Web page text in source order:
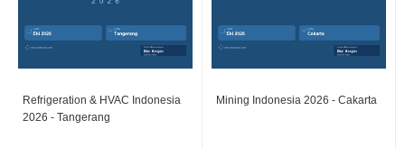
Refrigeration & HVAC Indonesia
2026 - Tangerang
Mining Indonesia 2026 - Cakarta